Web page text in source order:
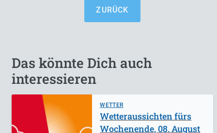
ZURÜCK
Das könnte Dich auch
interessieren
WETTER
Wetteraussichten fürs
Wochenende, 08. August